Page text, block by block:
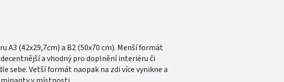
A3 (42x29,7cm) a B2 (50x70 cm). Menší formát
a vhodný pro doplnění interiéru či
sebe. Vetší formát naopak na zdi více vynikne a